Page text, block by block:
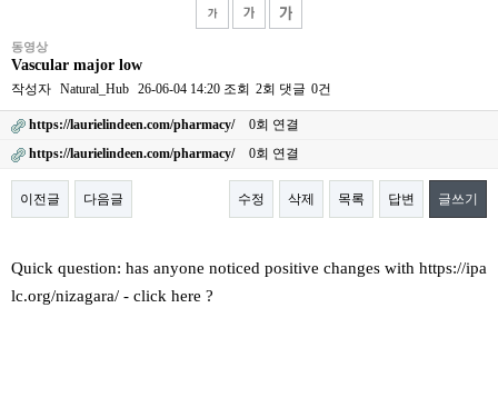
동영상
Vascular major low
작성자 Natural_Hub 26-06-04 14:20 조회 2회 댓글 0건
https://laurielindeen.com/pharmacy/
0회 연결
https://laurielindeen.com/pharmacy/
0회 연결
이전글 다음글 수정 삭제 목록 답변 글쓰기
Quick question: has anyone noticed positive changes with https://ipa
lc.org/nizagara/ - click here ?